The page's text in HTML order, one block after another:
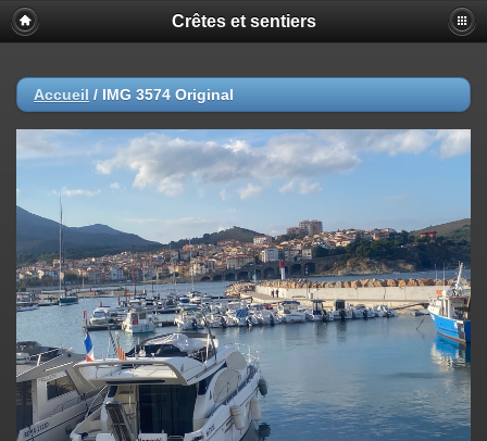
Crêtes et sentiers
Accueil / IMG 3574 Original